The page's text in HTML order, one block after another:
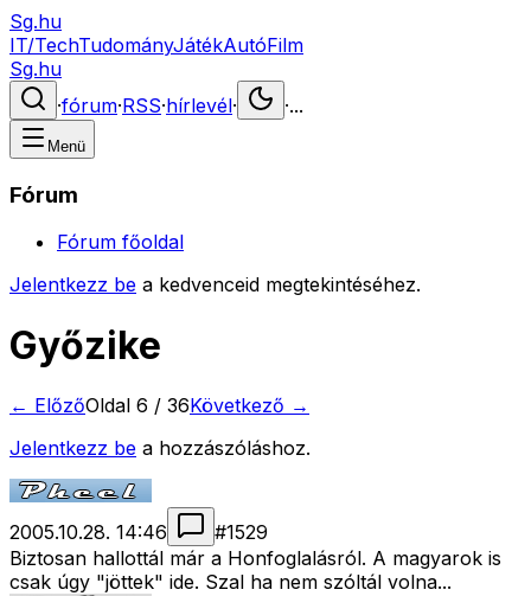
Sg.hu
IT/TechTudományJátékAutóFilm
Sg.hu
·fórum·RSS·hírlevél· ·...
Menü
Fórum
Fórum főoldal
Jelentkezz be a kedvenceid megtekintéséhez.
Győzike
← ElőzőOldal 6 / 36Következő →
Jelentkezz be a hozzászóláshoz.
2005.10.28. 14:46 #1529
Biztosan hallottál már a Honfoglalásról. A magyarok is
csak úgy "jöttek" ide. Szal ha nem szóltál volna...